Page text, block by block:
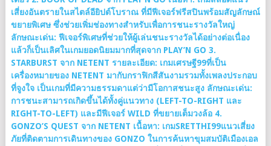
เสี่ยงอันตรายในสไตล์อียิปต์โบราณ ที่มีฟีเจอร์ฟรีสปินพร้อมสัญลักษณ์
ขยายพิเศษ ซึ่งช่วยเพิ่มช่องทางสำหรับเพื่อการชนะรางวัลใหญ่
ลักษณะเด่น: ฟีเจอร์พิเศษที่ช่วยให้ผู้เล่นชนะรางวัลได้อย่างต่อเนื่อง
แล้วก็เป็นเลิศในเกมยอดนิยมมากที่สุดจาก PLAY’N GO 3.
STARBURST จาก NETENT รายละเอียด: เกมเศรษฐี99ที่เป็น
เครื่องหมายของ NETENT มากับกราฟิกสีสันงามรวมทั้งเพลงประกอบ
ที่จูงใจ เป็นเกมที่มีความธรรมดาแต่ว่ามีโอกาสชนะสูง ลักษณะเด่น:
การชนะสามารถเกิดขึ้นได้ทั้งคู่แนวทาง (LEFT-TO-RIGHT และ
RIGHT-TO-LEFT) และมีฟีเจอร์ WILD ที่ขยายเต็มวงล้อ 4.
GONZO’S QUEST จาก NETENT เนื้อหา: เกมSRETTHI99แนวเสี่ยง
ภัยที่ติดตามการเดินทางของ GONZO ในการค้นหาขุมสมบัติเมืองเอล